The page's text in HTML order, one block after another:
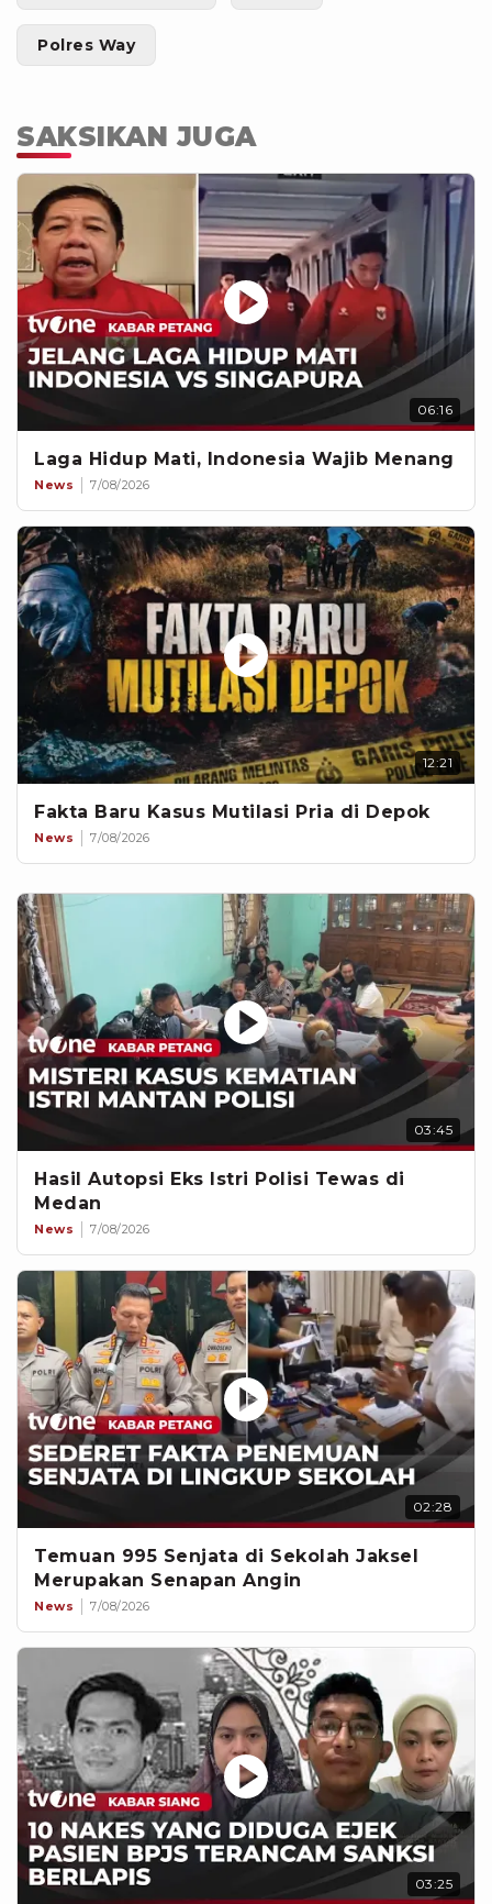
Polres Way
SAKSIKAN JUGA
06:16
Laga Hidup Mati, Indonesia Wajib Menang
News 7/08/2026
12:21
Fakta Baru Kasus Mutilasi Pria di Depok
News 7/08/2026
03:45
Hasil Autopsi Eks Istri Polisi Tewas di
Medan
News 7/08/2026
02:28
Temuan 995 Senjata di Sekolah Jaksel
Merupakan Senapan Angin
News 7/08/2026
03:25